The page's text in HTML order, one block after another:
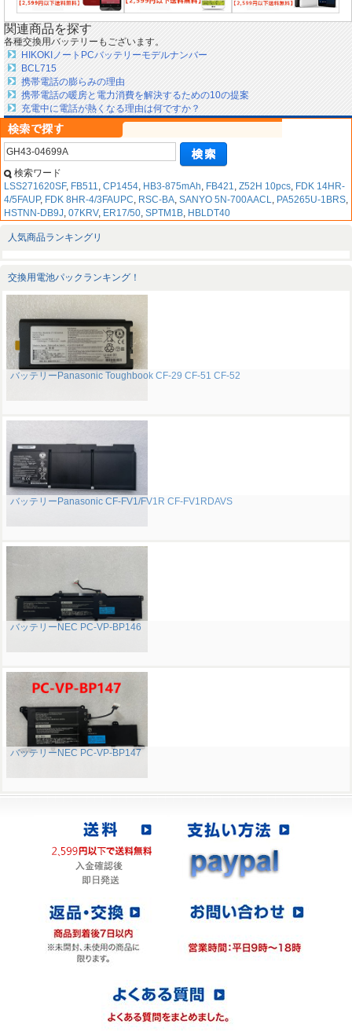
関連商品を探す
各種交換用バッテリーもございます。
HIKOKIノートPCバッテリーモデルナンバー
BCL715
携帯電話の膨らみの理由
携帯電話の暖房と電力消費を解決するための10の提案
充電中に電話が熱くなる理由は何ですか？
検索ワード
LSS271620SF, FB511, CP1454, HB3-875mAh, FB421, Z52H 10pcs, FDK 14HR-
4/5FAUP, FDK 8HR-4/3FAUPC, RSC-BA, SANYO 5N-700AACL, PA5265U-1BRS,
HSTNN-DB9J, 07KRV, ER17/50, SPTM1B, HBLDT40
人気商品ランキングリ
交換用電池パックランキング！
バッテリーPanasonic Toughbook CF-29 CF-51 CF-52
バッテリーPanasonic CF-FV1/FV1R CF-FV1RDAVS
バッテリーNEC PC-VP-BP146
バッテリーNEC PC-VP-BP147